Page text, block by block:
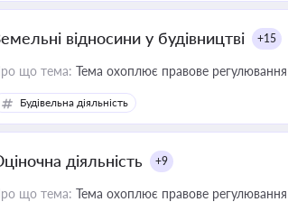
відносини у будівництві +15
що тема: Тема охоплює правове регулювання
Будівельна діяльність
діяльність +9
що тема: Тема охоплює правове регулювання